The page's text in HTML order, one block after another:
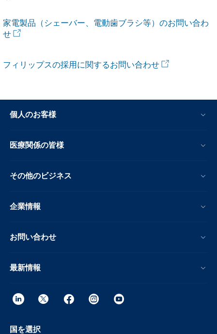
家電製品（シェーバー、電動歯ブラシ等）のお問い合わ
せ
フィリップスの採用に関するお問い合わせ
個人のお客様
医療関係の皆様
その他のビジネス
企業情報
お問い合わせ
最新情報
国を選択